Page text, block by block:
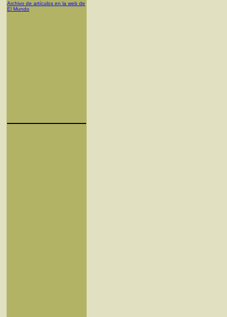
Archivo de artículos en la web de
El Mundo